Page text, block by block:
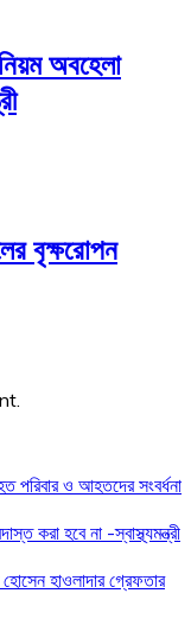
অবহেলা
বৃক্ষরোপন
পরিবার ও আহতদের সংবর্ধনা
করা হবে না -স্বাস্থ্যমন্ত্রী
হাওলাদার গ্রেফতার